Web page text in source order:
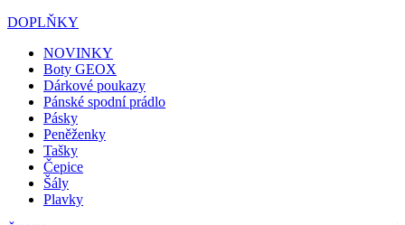
DOPLŇKY
NOVINKY
Boty GEOX
Dárkové poukazy
Pánské spodní prádlo
Pásky
Peněženky
Tašky
Čepice
Šály
Plavky